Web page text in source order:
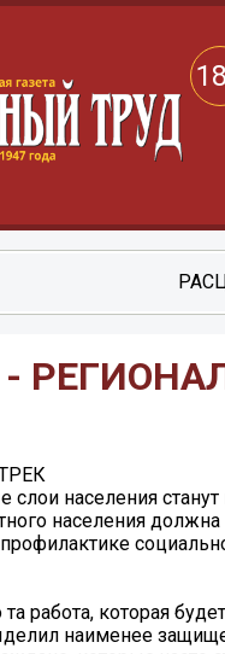
населения
населения должна
работа, которая
наименее